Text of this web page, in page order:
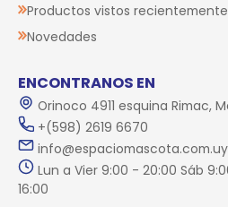
Productos vistos recientemente
Novedades
ENCONTRANOS EN
Orinoco 4911 esquina Rimac,
+(598) 2619 6670
info@espaciomascota.com.uy
Lun a Vier 9:00 - 20:00 Sáb
16:00